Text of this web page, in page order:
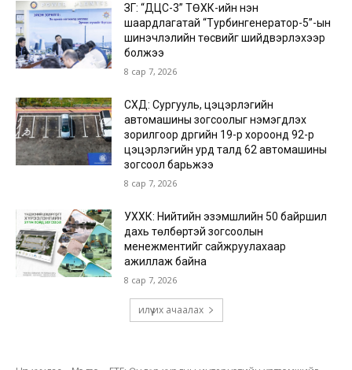
ЗГ: “ДЦС-3” ТӨХК-ийн нэн
шаардлагатай “Турбингенератор-5”-ын
шинэчлэлийн төсвийг шийдвэрлэхээр
болжээ
8 сар 7, 2026
СХД: Сургууль, цэцэрлэгийн
автомашины зогсоолыг нэмэгдүүлэх
зорилгоор дүүргийн 19-р хороонд 92-р
цэцэрлэгийн урд талд 62 автомашины
зогсоол барьжээ
8 сар 7, 2026
УХХК: Нийтийн эзэмшлийн 50 байршил
дахь төлбөртэй зогсоолын
менежментийг сайжруулахаар
ажиллаж байна
8 сар 7, 2026
илүү их ачаалах